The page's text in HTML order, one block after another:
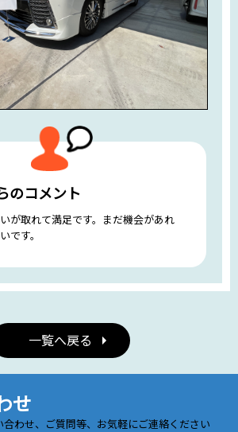
のコメント
が取れて満足です。まだ機会があれ
です。
一覧へ戻る
せ
わせ、ご質問等、お気軽にご連絡ください